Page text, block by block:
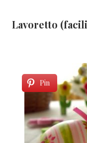
Lavoretto
Pin